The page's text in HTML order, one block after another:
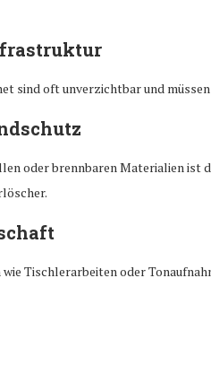
sind oft unverzichtbar und
oder brennbaren Materialien ist
Tischlerarbeiten oder